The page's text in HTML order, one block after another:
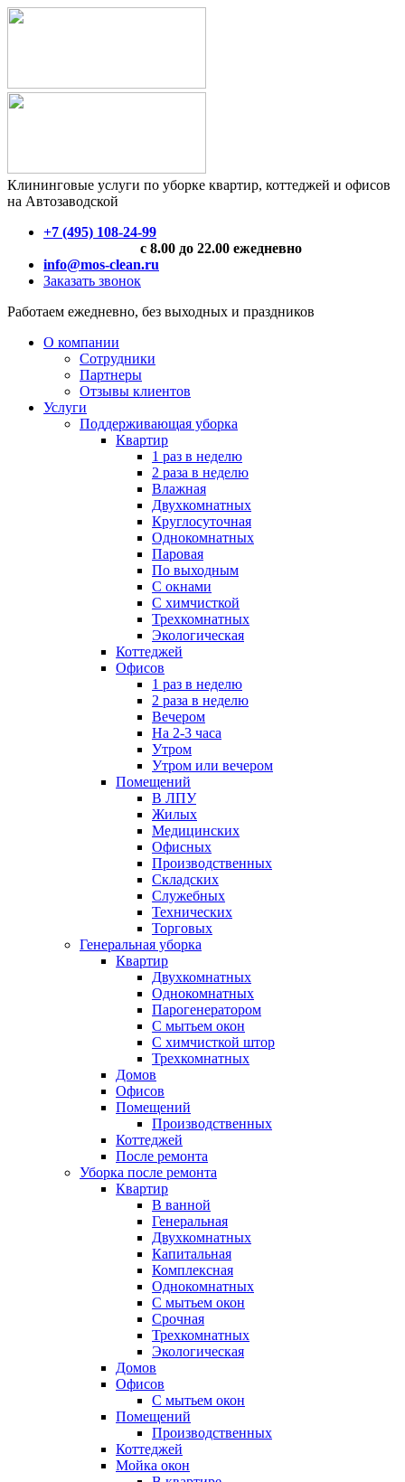
Клининговые услуги по уборке квартир, коттеджей и офисов
на Автозаводской
+7 (495) 108-24-99
с 8.00 до 22.00 ежедневно
info@mos-clean.ru
Заказать звонок
Работаем ежедневно, без выходных и праздников
О компании
Сотрудники
Партнеры
Отзывы клиентов
Услуги
Поддерживающая уборка
Квартир
1 раз в неделю
2 раза в неделю
Влажная
Двухкомнатных
Круглосуточная
Однокомнатных
Паровая
По выходным
С окнами
С химчисткой
Трехкомнатных
Экологическая
Коттеджей
Офисов
1 раз в неделю
2 раза в неделю
Вечером
На 2-3 часа
Утром
Утром или вечером
Помещений
В ЛПУ
Жилых
Медицинских
Офисных
Производственных
Складских
Служебных
Технических
Торговых
Генеральная уборка
Квартир
Двухкомнатных
Однокомнатных
Парогенератором
С мытьем окон
С химчисткой штор
Трехкомнатных
Домов
Офисов
Помещений
Производственных
Коттеджей
После ремонта
Уборка после ремонта
Квартир
В ванной
Генеральная
Двухкомнатных
Капитальная
Комплексная
Однокомнатных
С мытьем окон
Срочная
Трехкомнатных
Экологическая
Домов
Офисов
С мытьем окон
Помещений
Производственных
Коттеджей
Мойка окон